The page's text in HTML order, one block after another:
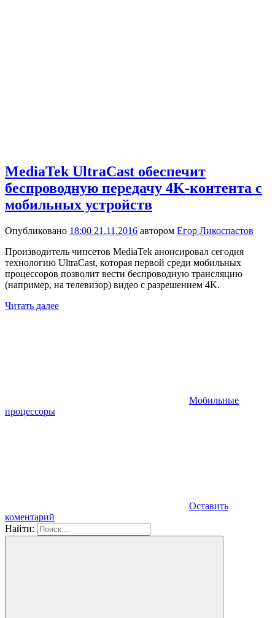
MediaTek UltraCast обеспечит
беспроводную передачу 4K-контента с
мобильных устройств
Опубликовано 18:00 21.11.2016 автором Егор Ликоспастов
Производитель чипсетов MediaTek анонсировал сегодня
технологию UltraCast, которая первой среди мобильных
процессоров позволит вести беспроводную трансляцию
(например, на телевизор) видео с разрешением 4K.
Читать далее
Мобильные
процессоры
Оставить
коментарий
Найти: